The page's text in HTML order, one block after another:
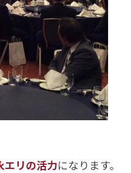
エリの活力になります。